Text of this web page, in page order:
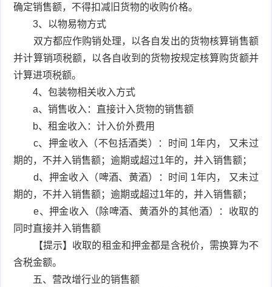
确定销售额，不得扣减旧货物的收购价格。
3、以物易物方式
双方都应作购销处理，以各自发出的货物核算销售额
并计算销项税额，以各自收到的货物按规定核算购货额并
计算进项税额。
4、包装物相关收入方式
a、销售收入：直接计入货物的销售额
b、租金收入：计入价外费用
c、押金收入（不包括酒类）：时间 1年内， 又未过
期的，不并入销售额；逾期或超过1年的，并入销售额；
d、押金收入（啤酒、黄酒）：时间 1年内， 又未过
期的，不并入销售额；逾期或超过1年的，并入销售额；
e、押金收入（除啤酒、黄酒外的其他酒）：收取的
同时直接并入销售额
【提示】收取的租金和押金都是含税价，需换算为不
含税金额。
五、营改增行业的销售额